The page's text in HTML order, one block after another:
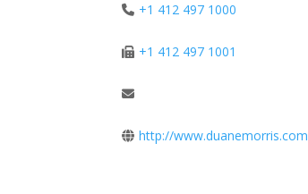
+1 412 497 1000
+1 412 497 1001
http://www.duanemorris.com